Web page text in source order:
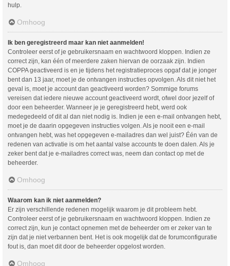
hulp.
Omhoog
Ik ben geregistreerd maar kan niet aanmelden!
Controleer eerst of je gebruikersnaam en wachtwoord kloppen. Indien ze
correct zijn, kan één of meerdere zaken hiervan de oorzaak zijn. Indien
COPPA geactiveerd is en je tijdens het registratieproces opgaf dat je jonger
bent dan 13 jaar, moet je de ontvangen instructies opvolgen. Als dit niet het
geval is, moet je account dan geactiveerd worden? Sommige forums
vereisen dat iedere nieuwe account geactiveerd wordt, ofwel door jezelf of
door een beheerder. Wanneer je je geregistreerd hebt, werd ook
medegedeeld of dit al dan niet nodig is. Indien je een e-mail ontvangen hebt,
moet je de daarin opgegeven instructies volgen. Als je nooit een e-mail
ontvangen hebt, was het opgegeven e-mailadres dan wel juist? Één van de
redenen van activatie is om het aantal valse accounts te doen dalen. Als je
zeker bent dat je e-mailadres correct was, neem dan contact op met de
beheerder.
Omhoog
Waarom kan ik niet aanmelden?
Er zijn verschillende redenen mogelijk waarom je dit probleem hebt.
Controleer eerst of je gebruikersnaam en wachtwoord kloppen. Indien ze
correct zijn, kun je contact opnemen met de beheerder om er zeker van te
zijn dat je niet verbannen bent. Het is ook mogelijk dat de forumconfiguratie
fout is, dan moet dit door de beheerder opgelost worden.
Omhoog